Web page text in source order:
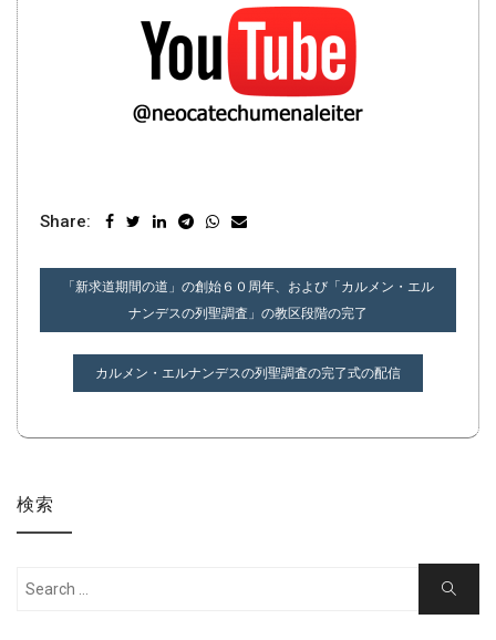
Share:
ナ
ン
「新求道期間の道」の創始６０周年、および「カルメン・エル
ナンデスの列聖調査」の教区段階の完了
カルメン・エルナンデスの列聖調査の完了式の配信
検索
Search
Search